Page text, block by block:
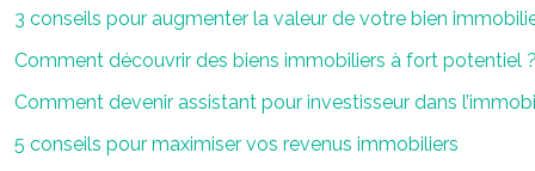
3 conseils pour augmenter la valeur de votre bien
Comment découvrir des biens immobiliers à fort potentiel
Comment devenir assistant pour investisseur dans
5 conseils pour maximiser vos revenus immobiliers